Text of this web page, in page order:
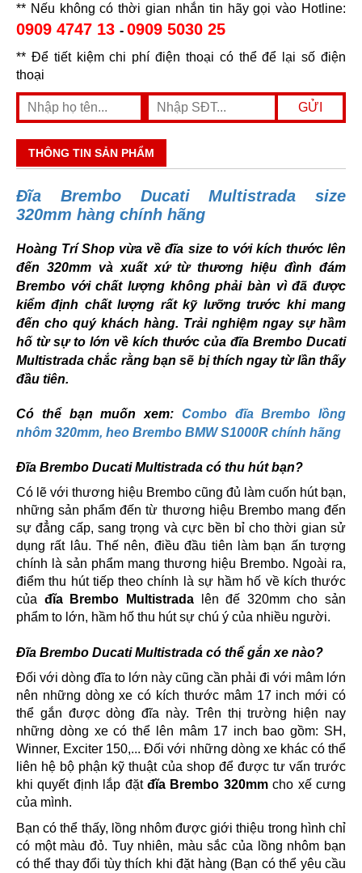
** Nếu không có thời gian nhắn tin hãy gọi vào Hotline:
0909 4747 13 - 0909 5030 25
** Để tiết kiệm chi phí điện thoại có thể để lại số điện
thoại
THÔNG TIN SẢN PHẨM
Đĩa Brembo Ducati Multistrada size
320mm hàng chính hãng
Hoàng Trí Shop vừa về đĩa size to với kích thước lên
đến 320mm và xuất xứ từ thương hiệu đình đám
Brembo với chất lượng không phải bàn vì đã được
kiểm định chất lượng rất kỹ lưỡng trước khi mang
đến cho quý khách hàng. Trải nghiệm ngay sự hầm
hố từ sự to lớn về kích thước của đĩa Brembo Ducati
Multistrada chắc rằng bạn sẽ bị thích ngay từ lần thấy
đầu tiên.
Có thể bạn muốn xem: Combo đĩa Brembo lồng
nhôm 320mm, heo Brembo BMW S1000R chính hãng
Đĩa Brembo Ducati Multistrada có thu hút bạn?
Có lẽ với thương hiệu Brembo cũng đủ làm cuốn hút bạn,
những sản phẩm đến từ thương hiệu Brembo mang đến
sự đẳng cấp, sang trọng và cực bền bỉ cho thời gian sử
dụng rất lâu. Thế nên, điều đầu tiên làm bạn ấn tượng
chính là sản phẩm mang thương hiệu Brembo. Ngoài ra,
điểm thu hút tiếp theo chính là sự hầm hố về kích thước
của đĩa Brembo Multistradalên đế 320mm cho sản
phẩm to lớn, hầm hố thu hút sự chú ý của nhiều người.
Đĩa Brembo Ducati Multistrada có thể gắn xe nào?
Đối với dòng đĩa to lớn này cũng cần phải đi với mâm lớn
nên những dòng xe có kích thước mâm 17 inch mới có
thể gắn được dòng đĩa này. Trên thị trường hiện nay
những dòng xe có thể lên mâm 17 inch bao gồm: SH,
Winner, Exciter 150,... Đối với những dòng xe khác có thể
liên hệ bộ phận kỹ thuật của shop để được tư vấn trước
khi quyết định lắp đặt đĩa Brembo 320mmcho xế cưng
của mình.
Bạn có thể thấy, lồng nhôm được giới thiệu trong hình chỉ
có một màu đỏ. Tuy nhiên, màu sắc của lồng nhôm bạn
có thể thay đổi tùy thích khi đặt hàng (Bạn có thể yêu cầu